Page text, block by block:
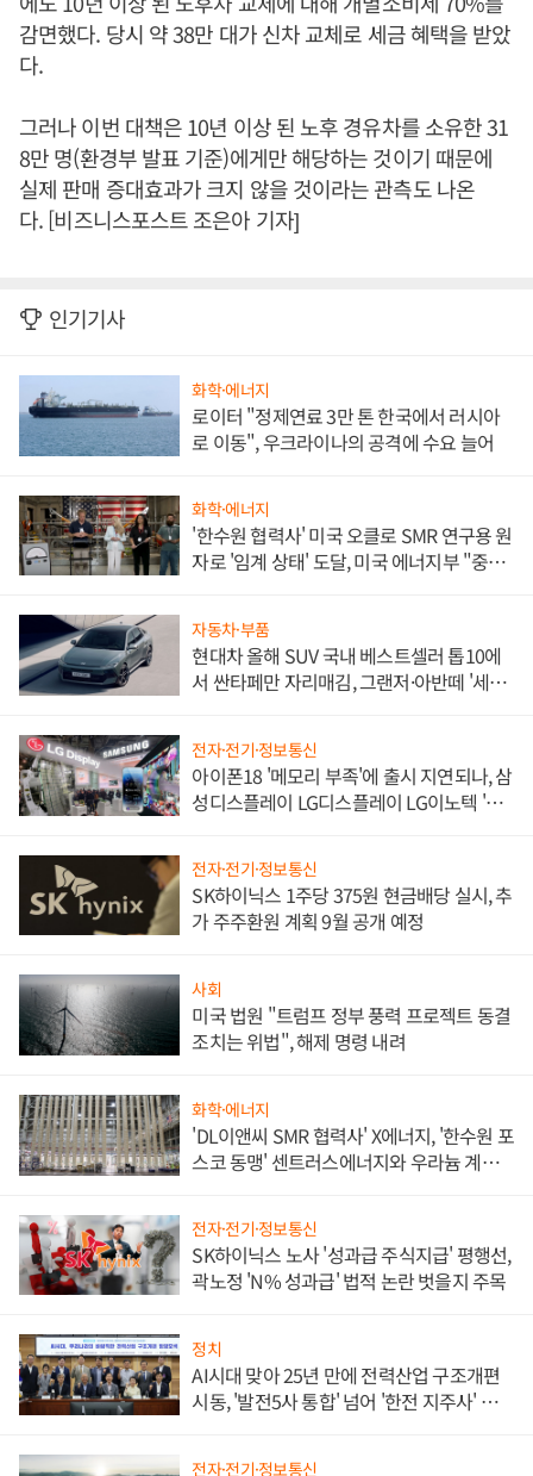
감면했다. 당시 약 38만 대가 신차 교체로 세금 혜택을 받았
다.
그러나 이번 대책은 10년 이상 된 노후 경유차를 소유한 31
8만 명(환경부 발표 기준)에게만 해당하는 것이기 때문에
실제 판매 증대효과가 크지 않을 것이라는 관측도 나온
다. [비즈니스포스트 조은아 기자]
인기기사
화학·에너지
로이터 "정제연료 3만 톤 한국에서 러시아
로 이동", 우크라이나의 공격에 수요 늘어
화학·에너지
'한수원 협력사' 미국 오클로 SMR 연구용 원
자로 '임계 상태' 도달, 미국 에너지부 "중요
자동차·부품
현대차 올해 SUV 국내 베스트셀러 톱10에
서 싼타페만 자리매김, 그랜저·아반떼 '세단
전자·전기·정보통신
아이폰18 '메모리 부족'에 출시 지연되나, 삼
성디스플레이 LG디스플레이 LG이노텍 '탈
전자·전기·정보통신
SK하이닉스 1주당 375원 현금배당 실시, 추
가 주주환원 계획 9월 공개 예정
사회
미국 법원 "트럼프 정부 풍력 프로젝트 동결
조치는 위법", 해제 명령 내려
화학·에너지
'DL이앤씨 SMR 협력사' X에너지, '한수원 포
스코 동맹' 센트러스에너지와 우라늄 계약
전자·전기·정보통신
SK하이닉스 노사 '성과급 주식지급' 평행선,
곽노정 'N% 성과급' 법적 논란 벗을지 주목
정치
AI시대 맞아 25년 만에 전력산업 구조개편
시동, '발전5사 통합' 넘어 '한전 지주사' 재편
전자·전기·정보통신